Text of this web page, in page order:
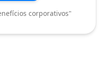
corporativos"